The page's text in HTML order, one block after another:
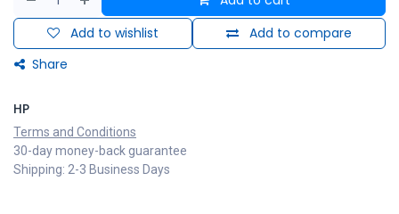
Add to compare
Add to wishlist
Share
HP
Terms and Conditions
30-day money-back guarantee
Shipping: 2-3 Business Days